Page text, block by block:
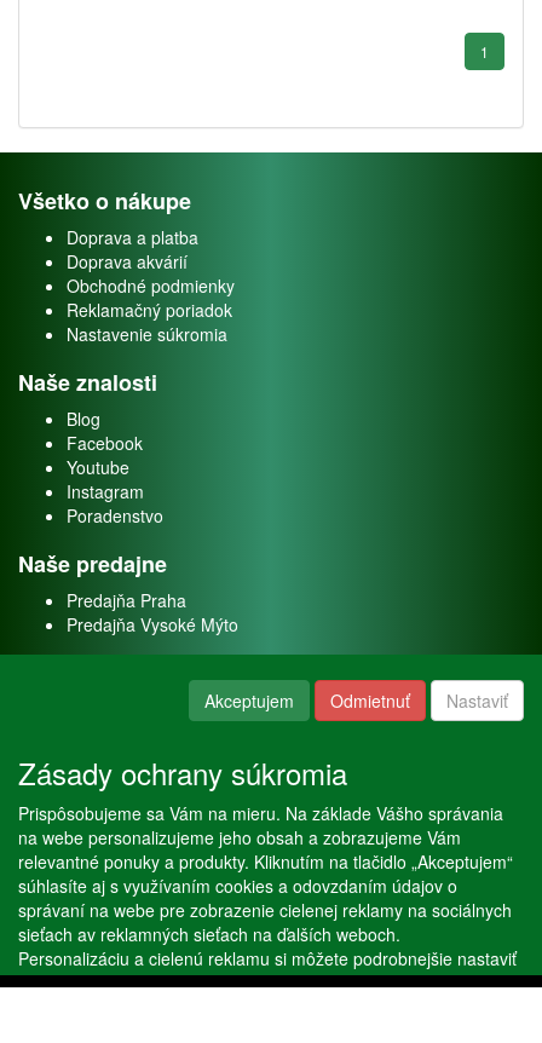
1
Všetko o nákupe
Doprava a platba
Doprava akvárií
Obchodné podmienky
Reklamačný poriadok
Nastavenie súkromia
Naše znalosti
Blog
Facebook
Youtube
Instagram
Poradenstvo
Naše predajne
Predajňa Praha
Predajňa Vysoké Mýto
Naše služby
Servis
Predaj akváriových rýb
Predaj akváriových rastlín
Copyright © Stöckl spol. s r. o. 2020, powered byABRA E-shop
Akceptujem Odmietnuť Nastaviť
Zásady ochrany súkromia
Prispôsobujeme sa Vám na mieru. Na základe Vášho správania
na webe personalizujeme jeho obsah a zobrazujeme Vám
relevantné ponuky a produkty. Kliknutím na tlačidlo „Akceptujem“
súhlasíte aj s využívaním cookies a odovzdaním údajov o
správaní na webe pre zobrazenie cielenej reklamy na sociálnych
sieťach av reklamných sieťach na ďalších weboch.
Personalizáciu a cielenú reklamu si môžete podrobnejšie nastaviť
alebo kedykoľvek vypnúť po kliknutí na tlačidlo „Nastaviť“.